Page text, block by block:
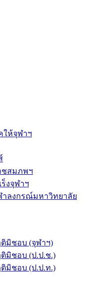
ให้จุฬาฯ
ชสมภพฯ
งจุฬาฯ
าลงกรณ์มหาวิทยาลัย
มิชอบ (จุฬาฯ)
มิชอบ (ป.ป.ช.)
มิชอบ (ป.ป.ท.)